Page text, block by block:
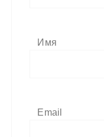
Имя
Email